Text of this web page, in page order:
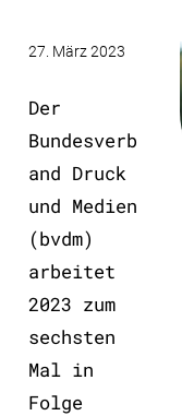
27. März 2023
Der
Bundesverb
and Druck
und Medien
(bvdm)
arbeitet
2023 zum
sechsten
Mal in
Folge